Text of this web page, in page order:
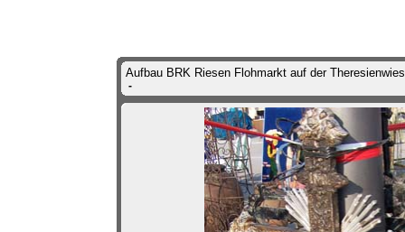
Aufbau BRK Riesen Flohmarkt auf der
-